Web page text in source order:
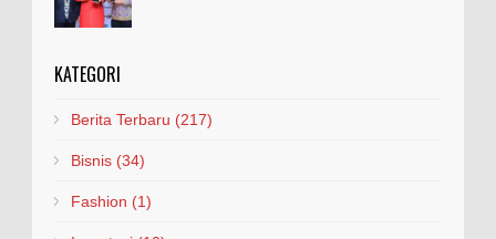
KATEGORI
Berita Terbaru (217)
Bisnis (34)
Fashion (1)